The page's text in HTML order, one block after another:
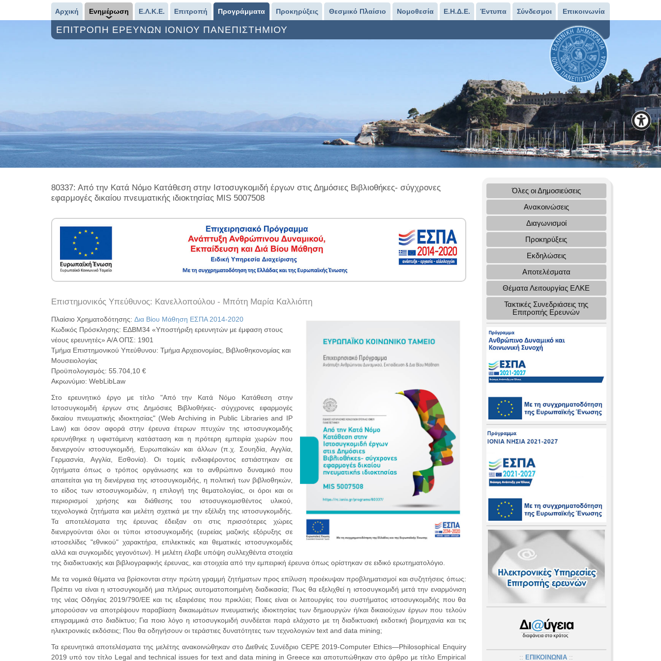
Αρχική Ενημέρωση Ε.Λ.Κ.Ε. Επιτροπή Προγράμματα Προκηρύξεις Θεσμικό Πλαίσιο Νομοθεσία Ε.Η.Δ.Ε. Έντυπα Σύνδεσμοι Επικοινωνία
ΕΠΙΤΡΟΠΗ ΕΡΕΥΝΩΝ ΙΟΝΙΟΥ ΠΑΝΕΠΙΣΤΗΜΙΟΥ
80337: Από την Κατά Νόμο Κατάθεση στην Ιστοσυγκομιδή έργων στις Δημόσιες Βιβλιοθήκες- σύγχρονες
εφαρμογές δικαίου πνευματικής ιδιοκτησίας MIS 5007508
Επιστημονικός Υπεύθυνος: Κανελλοπούλου - Μπότη Μαρία Καλλιόπη
Πλαίσιο Χρηματοδότησης: Δια Βίου Μάθηση ΕΣΠΑ 2014-2020
Κωδικός Πρόσκλησης: ΕΔΒΜ34 «Υποστήριξη ερευνητών με έμφαση στους
νέους ερευνητές» Α/Α ΟΠΣ: 1901
Τμήμα Επιστημονικού Υπεύθυνου: Τμήμα Αρχειονομίας, Βιβλιοθηκονομίας και
Μουσειολογίας
Προϋπολογισμός: 55.704,10 €
Ακρωνύμιο: WebLibLaw
Στο ερευνητικό έργο με τίτλο "Από την Κατά Νόμο Κατάθεση στην
Ιστοσυγκομιδή έργων στις Δημόσιες Βιβλιοθήκες- σύγχρονες εφαρμογές
δικαίου πνευματικής ιδιοκτησίας" (Web Archiving in Public Libraries and IP
Law) και όσον αφορά στην έρευνα έτερων πτυχών της ιστοσυγκομιδής
ερευνήθηκε η υφιστάμενη κατάσταση και η πρότερη εμπειρία χωρών που
διενεργούν ιστοσυγκομιδή, Ευρωπαϊκών και άλλων (π.χ. Σουηδία, Αγγλία,
Γερμασνία, Αγγλία, Εσθονία). Οι τομείς ενδιαφέροντος εστιάστηκαν σε
ζητήματα όπως ο τρόπος οργάνωσης και το ανθρώπινο δυναμικό που
απαιτείται για τη διενέργεια της ιστοσυγκομιδής, η πολιτική των βιβλιοθηκών,
το είδος των ιστοσυγκομιδών, η επιλογή της θεματολογίας, οι όροι και οι
περιορισμοί χρήσης και διάθεσης του ιστοσυγκομισθέντος υλικού,
τεχνολογικά ζητήματα και μελέτη σχετικά με την εξέλιξη της ιστοσυγκομιδής.
Τα αποτελέσματα της έρευνας έδειξαν οτι στις πρισσότερες χώρες
διενεργούνται όλοι οι τύποι ιστοσυγκομιδής (ευρείας μαζικής εξόρυξης σε
ιστοσελίδες "εθνικού" χαρακτήρα, επιλεκτικές και θεματικές ιστοσυγκομιδές
αλλά και συγκομιδές γεγονότων). Η μελέτη έλαβε υπόψη συλλεχθέντα στοιχεία
της διαδικτυακής και βιβλιογραφικής έρευνας, και στοιχεία από την εμπειρική έρευνα όπως ορίστηκαν σε ειδικό ερωτηματολόγιο.
Με τα νομικά θέματα να βρίσκονται στην πρώτη γραμμή ζητήματων προς επίλυση προέκυψαν προβληματισμοί και συζητήσεις όπως:
Πρέπει να είναι η ιστοσυγκομιδή μια πλήρως αυτοματοποιημένη διαδικασία; Πως θα εξελιχθεί η ιστοσυγκομιδή μετά την εναρμόνιση
της νέας Οδηγίας 2019/790/ΕΕ και τις εξαιρέσεις που πρικλύει; Ποιες είναι οι λειτουργίες του συστήματος ιστοσυγκομιδής που θα
μπορούσαν να αποτρέψουν παραβίαση δικαιωμάτων πνευματικής ιδιοκτησίας των δημιουργών ή/και δικαιούχων έργων που τελούν
επιγραμμικά στο διαδίκτυο; Για ποιο λόγο η ιστοσυγκομιδή συνδέεται παρά ελάχιστο με τη διαδικτυακή εκδοτική βιομηχανία και τις
ηλεκτρονικές εκδόσεις; Που θα οδηγήσουν οι τεράστιες δυνατότητες των τεχνολογιών text and data mining;
Τα ερευνητικά αποτελέσματα της μελέτης ανακοινώθηκαν στο Διεθνές Συνέδριο CEPE 2019-Computer Ethics—Philosophical Enquiry
2019 υπό τον τίτλο Legal and technical issues for text and data mining in Greece και αποτυπώθηκαν στο άρθρο με τίτλο Empirical
Όλες οι Δημοσιεύσεις
Ανακοινώσεις
Διαγωνισμοί
Προκηρύξεις
Εκδηλώσεις
Αποτελέσματα
Θέματα Λειτουργίας ΕΛΚΕ
Τακτικές Συνεδριάσεις της
Επιτροπής Ερευνών
:: ΕΠΙΚΟΙΝΩΝΙΑ ::